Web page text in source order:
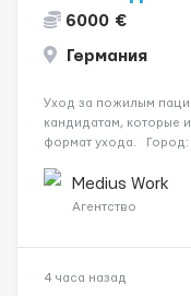
6000 €
Германия
Уход за пожилым
кандидатам, которые
формат ухода. Город:
візку (потрібна
Medius Work
Агентство
4 часа назад